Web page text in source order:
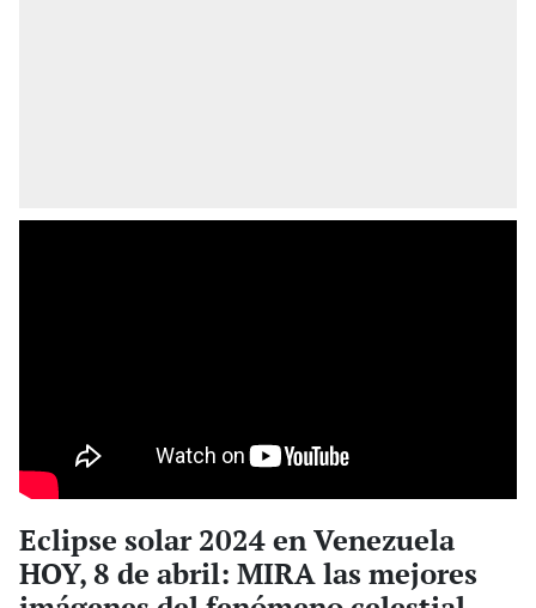
Eclipse solar 2024 en Venezuela
HOY, 8 de abril: MIRA las mejores